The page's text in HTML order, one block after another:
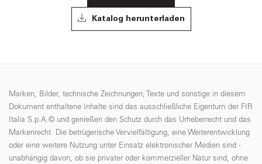
Katalog herunterladen
Marken, Bilder, technische Zeichnungen, Texte und sonstige in diesem
Dokument enthaltene Inhalte sind das ausschließliche Eigentum der FIR
Italia S.p.A.© und genießen den Schutz durch das Urheberrecht und das
Markenrecht. Die betrügerische Vervielfältigung, eine Weiterentwicklung
oder eine weitere Nutzung unter Einsatz elektronischer Medien sind -
unabhängig davon, ob sie privater oder kommerzieller Natur sind, ohne